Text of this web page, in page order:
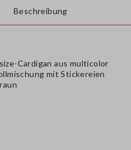
Beschreibung